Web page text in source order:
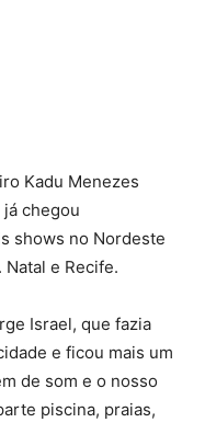
Kadu Menezes
já chegou
shows no Nordeste
e Recife.
Israel, que fazia
e ficou mais um
de som e o nosso
piscina, praias,